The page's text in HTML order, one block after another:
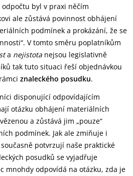
byl v praxi něčím
ale zůstává povinnost obhájení
podmínek a prokázání, že se
V tomto směru poplatníkům
a nejistota nejsou legislativně
tak tuto situaci řeší objednávkou
znaleckého posudku.
disponující odpovídajícím
otázku obhájení materiálních
a zůstává jim „pouze“
podmínek. Jak ale zmiňuje i
současně potvrzují naše praktické
posudků se vyjadřuje
mnohdy odpovídá na otázku, zda je